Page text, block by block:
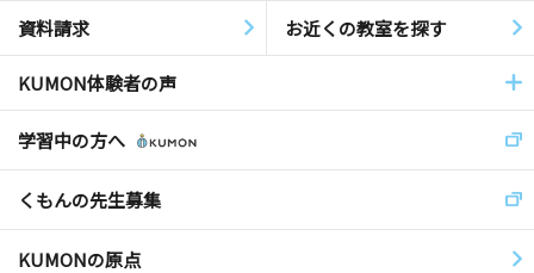
資料請求 お近くの教室を探す
KUMON体験者の声
学習中の方へ
くもんの先生募集
KUMONの原点